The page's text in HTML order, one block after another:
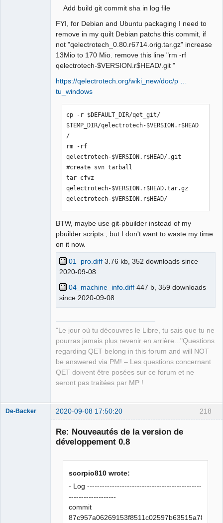
Add build git commit sha in log file
FYI, for Debian and Ubuntu packaging I need to
remove in my quilt Debian patchs this commit, if
not "qelectrotech_0.80.r6714.orig.tar.gz" increase
13Mio to 170 Mio. remove this line "rm -rf
qelectrotech-$VERSION.r$HEAD/.git "
https://qelectrotech.org/wiki_new/doc/p …
tu_windows
cp -r $DEFAULT_DIR/qet_git/
$TEMP_DIR/qelectrotech-$VERSION.r$HEAD
/
rm -rf
qelectrotech-$VERSION.r$HEAD/.git
#create svn tarball
tar cfvz
qelectrotech-$VERSION.r$HEAD.tar.gz
qelectrotech-$VERSION.r$HEAD/
BTW, maybe use git-pbuilder instead of my
pbuilder scripts , but I don't want to waste my time
on it now.
01_pro.diff 3.76 kb, 352 downloads since
2020-09-08
04_machine_info.diff 447 b, 359 downloads
since 2020-09-08
"Le jour où tu découvres le Libre, tu sais que tu ne
pourras jamais plus revenir en arrière..."Questions
regarding QET belong in this forum and will NOT
be answered via PM! – Les questions concernant
QET doivent être posées sur ce forum et ne
seront pas traitées par MP !
218
De-Backer 2020-09-08 17:50:20
Re: Nouveautés de la version de
développement 0.8
scorpio810 wrote:
- Log ----------------------------------------------
-------------------
commit